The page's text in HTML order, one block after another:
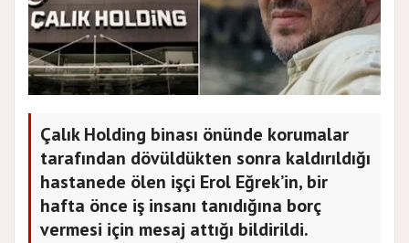
Çalık Holding binası önünde korumalar
tarafından dövüldükten sonra kaldırıldığı
hastanede ölen işçi Erol Eğrek’in, bir
hafta önce iş insanı tanıdığına borç
vermesi için mesaj attığı bildirildi.